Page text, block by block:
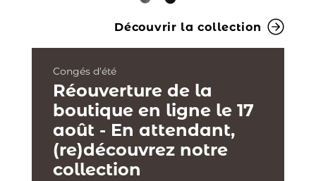
Découvrir la collection
Congés d'été
Réouverture de la
boutique en ligne le 17
août - En attendant,
(re)découvrez notre
collection